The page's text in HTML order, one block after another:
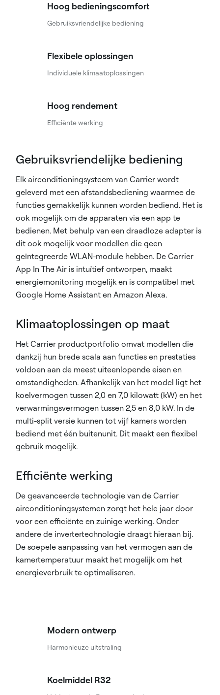
Hoog bedieningscomfort
Gebruiksvriendelijke bediening
Flexibele oplossingen
Individuele klimaatoplossingen
Hoog rendement
Efficiënte werking
Gebruiksvriendelijke bediening
Elk airconditioningsysteem van Carrier wordt
geleverd met een afstandsbediening waarmee de
functies gemakkelijk kunnen worden bediend. Het is
ook mogelijk om de apparaten via een app te
bedienen. Met behulp van een draadloze adapter is
dit ook mogelijk voor modellen die geen
geïntegreerde WLAN-module hebben. De Carrier
App In The Air is intuïtief ontworpen, maakt
energiemonitoring mogelijk en is compatibel met
Google Home Assistant en Amazon Alexa.
Klimaatoplossingen op maat
Het Carrier productportfolio omvat modellen die
dankzij hun brede scala aan functies en prestaties
voldoen aan de meest uiteenlopende eisen en
omstandigheden. Afhankelijk van het model ligt het
koelvermogen tussen 2,0 en 7,0 kilowatt (kW) en het
verwarmingsvermogen tussen 2,5 en 8,0 kW. In de
multi-split versie kunnen tot vijf kamers worden
bediend met één buitenunit. Dit maakt een flexibel
gebruik mogelijk.
Efficiënte werking
De geavanceerde technologie van de Carrier
airconditioningsystemen zorgt het hele jaar door
voor een efficiënte en zuinige werking. Onder
andere de invertertechnologie draagt hieraan bij.
De soepele aanpassing van het vermogen aan de
kamertemperatuur maakt het mogelijk om het
energieverbruik te optimaliseren.
Modern ontwerp
Harmonieuze uitstraling
Koelmiddel R32